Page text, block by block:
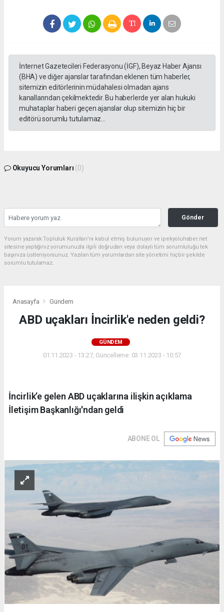
İnternet Gazetecileri Federasyonu (İGF), Beyaz Haber Ajansı
(BHA) ve diğer ajanslar tarafından eklenen tüm haberler,
sitemizin editörlerinin müdahalesi olmadan ajans
kanallarından çekilmektedir. Bu haberlerde yer alan hukuki
muhataplar haberi geçen ajanslar olup sitemizin hiç bir
editörü sorumlu tutulamaz...
Okuyucu Yorumları (0)
Gönder
Yorum yazarak Topluluk Kuralları’nı kabul etmiş bulunuyor ve ipekyoluhaber.net
sitesine yaptığınız yorumunuzla ilgili doğrudan veya dolaylı tüm sorumluluğu tek
başınıza üstleniyorsunuz. Yazılan tüm yorumlardan site yönetimi hiçbir şekilde
sorumlu tutulamaz.
Anasayfa Gündem
ABD uçakları İncirlik'e neden geldi?
GÜNDEM
01.11.2023 - 13:27, Güncelleme: 03.11.2023 - 10:57
İncirlik’e gelen ABD uçaklarına ilişkin açıklama
İletişim Başkanlığı'ndan geldi
ABONE OL